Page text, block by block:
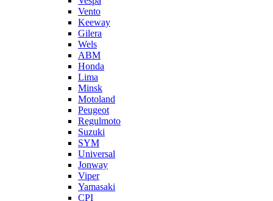
Vento
Keeway
Gilera
Wels
ABM
Honda
Lima
Minsk
Motoland
Peugeot
Regulmoto
Suzuki
SYM
Universal
Jonway
Viper
Yamasaki
CPI